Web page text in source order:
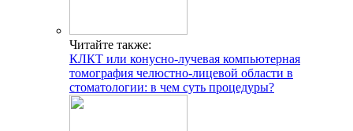
Читайте также:
КЛКТ или конусно-лучевая компьютерная
томография челюстно-лицевой области в
стоматологии: в чем суть процедуры?